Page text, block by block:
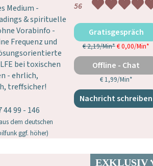
Medium -
& spirituelle
Vorabinfo -
Frequenz und
bei toxischen
- ehrlich,
treffsicher!
56
Gratisgespräch
€ 2,19/Min*€ 0,00/Min*
Offline - Chat
€ 1,99/Min*
Nachricht schreiben
44 99 - 146
dem deutschen
ggf. höher)